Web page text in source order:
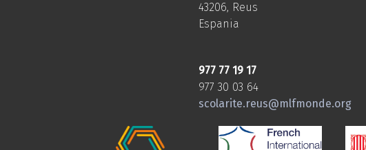
43206, Reus
Espania
977 77 19 17
977 30 03 64
scolarite.reus@mlfmonde.org